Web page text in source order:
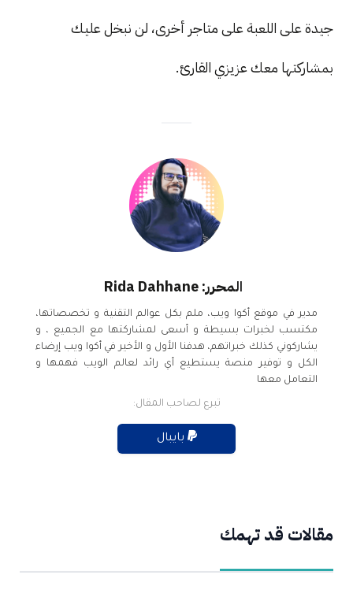
جيدة على اللعبة على متاجر أخرى، لن نبخل عليك
بمشاركتها معك عزيزي القارئ.
المحرر: Rida Dahhane
مدير في موقع أكوا ويب، ملم بكل عوالم التقنية و تخصصاتها،
مكتسب لخبرات بسيطة و أسعى لمشاركتها مع الجميع ، و
يشاركوني كذلك خبراتهم، هدفنا الأول و الأخير في أكوا ويب إرضاء
الكل و توفير منصة يستطيع أي رائد لعالم الويب فهمها و
التعامل معها
تبرع لصاحب المقال:
مقالات قد تهمك